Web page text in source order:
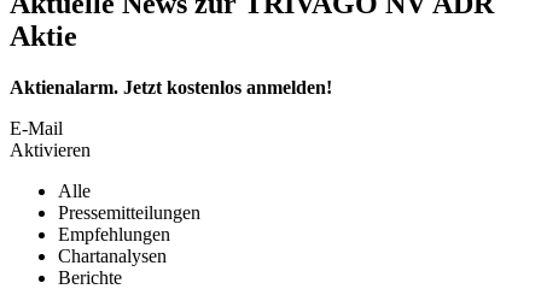
Aktie
Aktienalarm. Jetzt kostenlos anmelden!
E-Mail
Aktivieren
Alle
Pressemitteilungen
Empfehlungen
Chartanalysen
Berichte